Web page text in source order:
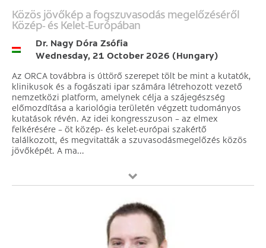
Közös jövőkép a fogszuvasodás megelőzéséről
Közép‑ és Kelet‑Európában
Dr. Nagy Dóra Zsófia
Wednesday, 21 October 2026 (Hungary)
Az ORCA továbbra is úttörő szerepet tölt be mint a kutatók,
klinikusok és a fogászati ipar számára létrehozott vezető
nemzetközi platform, amelynek célja a szájegészség
előmozdítása a kariológia területén végzett tudományos
kutatások révén. Az idei kongresszuson – az elmex
felkérésére – öt közép- és kelet-európai szakértő
találkozott, és megvitatták a szuvasodásmegelőzés közös
jövőképét. A ma...